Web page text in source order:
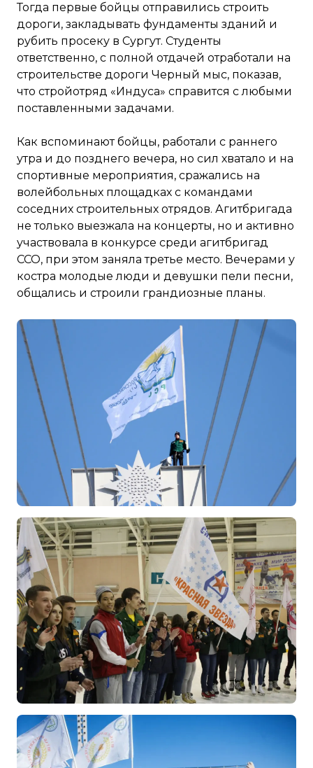
Тогда первые бойцы отправились строить
дороги, закладывать фундаменты зданий и
рубить просеку в Сургут. Студенты
ответственно, с полной отдачей отработали на
строительстве дороги Черный мыс, показав,
что стройотряд «Индуса» справится с любыми
поставленными задачами.
Как вспоминают бойцы, работали с раннего
утра и до позднего вечера, но сил хватало и на
спортивные мероприятия, сражались на
волейбольных площадках с командами
соседних строительных отрядов. Агитбригада
не только выезжала на концерты, но и активно
участвовала в конкурсе среди агитбригад
ССО, при этом заняла третье место. Вечерами у
костра молодые люди и девушки пели песни,
общались и строили грандиозные планы.